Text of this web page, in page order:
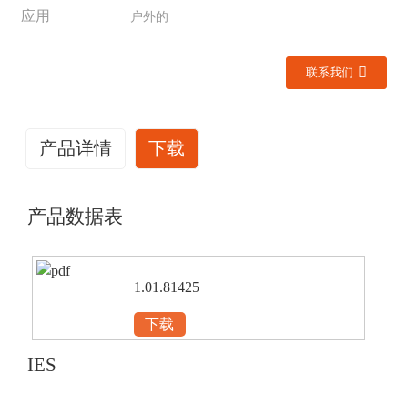
应用 户外的
联系我们
产品详情 下载
产品数据表
1.01.81425
下载
IES